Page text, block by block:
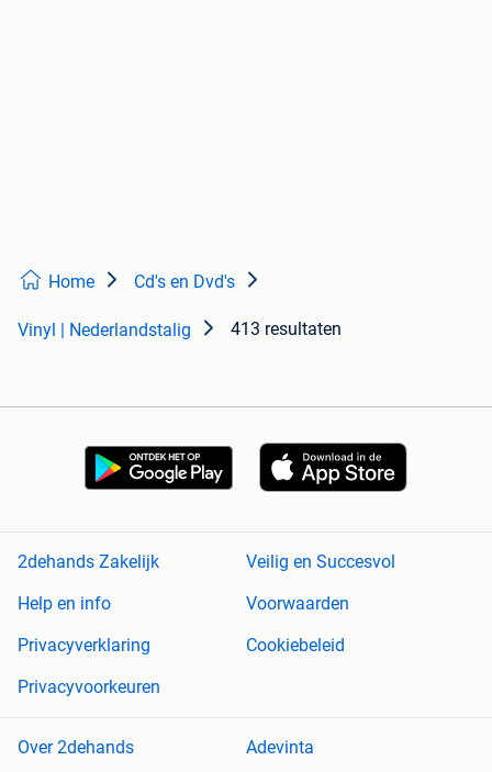
Home Cd's en Dvd's
Vinyl | Nederlandstalig 413 resultaten
2dehands Zakelijk
Veilig en Succesvol
Help en info
Voorwaarden
Privacyverklaring
Cookiebeleid
Privacyvoorkeuren
Over 2dehands Adevinta